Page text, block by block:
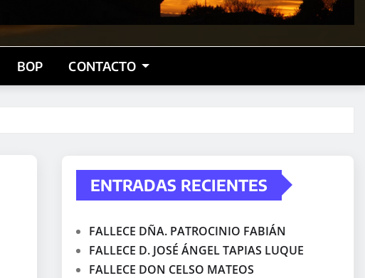
BOP CONTACTO
ENTRADAS RECIENTES
FALLECE DÑA. PATROCINIO FABIÁN
FALLECE D. JOSÉ ÁNGEL TAPIAS LUQUE
FALLECE DON CELSO MATEOS